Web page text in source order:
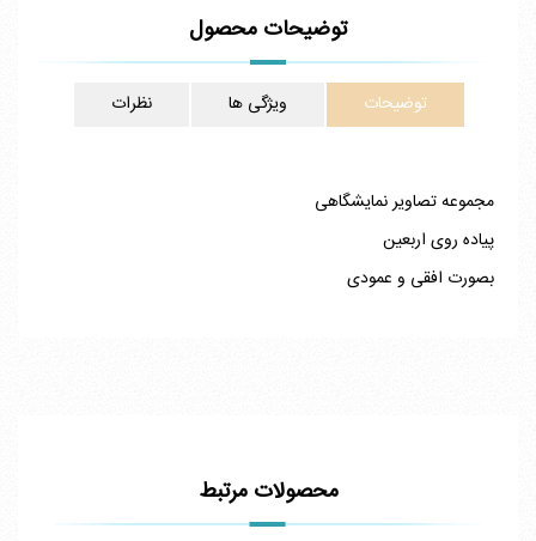
توضیحات محصول
توضیحات ویژگی ها نظرات
مجموعه تصاویر نمایشگاهی
پیاده روی اربعین
بصورت افقی و عمودی
محصولات مرتبط